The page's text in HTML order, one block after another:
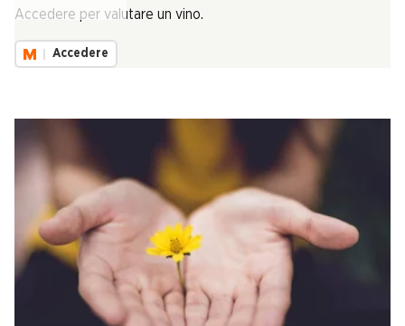
Accedere per valutare un vino.
Accedere